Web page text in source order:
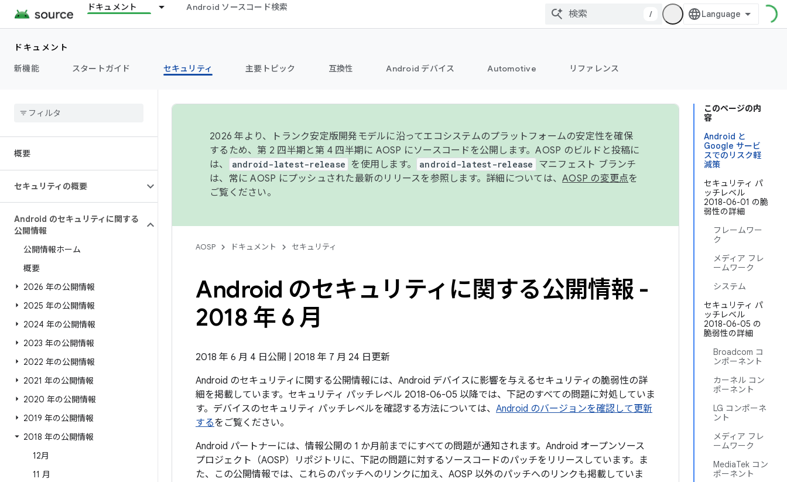
ドキュメント Android ソースコード検索
/
ドキュメント
新機能
スタートガイド セキュリティ 主要トピック 互換性 Android デバイス Automotive リファレンス
概要
セキュリティの概要
Android のセキュリティに関する
公開情報
公開情報ホーム
概要
2026 年の公開情報
2025 年の公開情報
2024 年の公開情報
2023 年の公開情報
2022 年の公開情報
2021 年の公開情報
2020 年の公開情報
2019 年の公開情報
2018 年の公開情報
12月
11 月
このページの内
容
Android と
Google サービ
スでのリスク軽
減策
セキュリティ パ
ッチレベル
2018-06-01 の脆
弱性の詳細
フレームワー
ク
メディア フレ
ームワーク
システム
セキュリティ パ
ッチレベル
2018-06-05 の
脆弱性の詳細
Broadcom コ
ンポーネント
カーネル コン
ポーネント
LG コンポーネ
ント
メディア フレ
ームワーク
MediaTek コン
ポーネント
2026 年より、トランク安定版開発モデルに沿ってエコシステムのプラットフォームの安定性を確保
するため、第 2 四半期と第 4 四半期に AOSP にソースコードを公開します。AOSP のビルドと投稿に
は、
android-latest-release を使用します。 android-latest-release
マニフェスト ブランチ
は、常に AOSP にプッシュされた最新のリリースを参照します。詳細については、 AOSP の変更点を
ご覧ください。
AOSP ドキュメント セキュリティ
Android のセキュリティに関する公開情報 -
2018 年 6 月
2018 年 6 月 4 日公開 | 2018 年 7 月 24 日更新
Android のセキュリティに関する公開情報には、Android デバイスに影響を与えるセキュリティの脆弱性の詳
細を掲載しています。セキュリティ パッチレベル 2018-06-05 以降では、下記のすべての問題に対処していま
す。デバイスのセキュリティ パッチレベルを確認する方法については、 Android のバージョンを確認して更新
するをご覧ください。
Android パートナーには、情報公開の 1 か月前までにすべての問題が通知されます。Android オープンソース
プロジェクト（AOSP）リポジトリに、下記の問題に対するソースコードのパッチをリリースしています。ま
た、この公開情報では、これらのパッチへのリンクに加え、AOSP 以外のパッチへのリンクも掲載していま